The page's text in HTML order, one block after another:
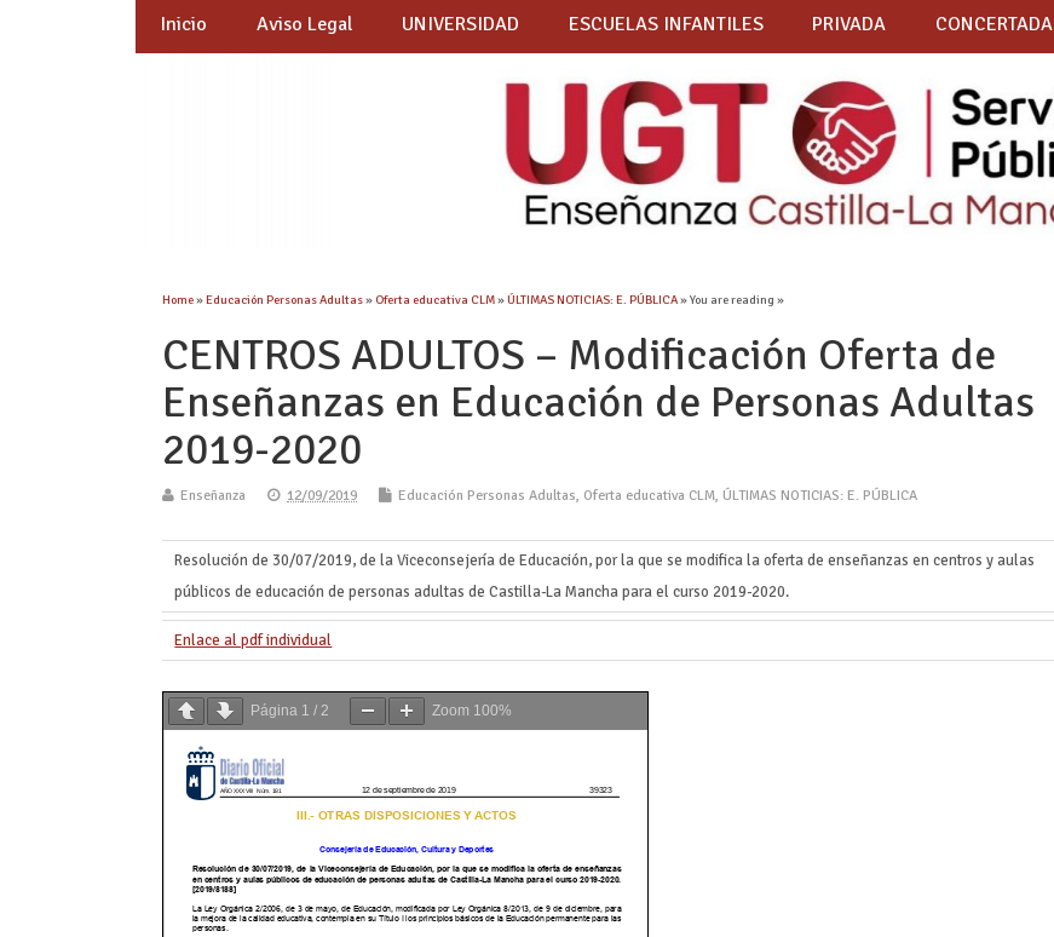
Inicio Aviso Legal UNIVERSIDAD ESCUELAS INFANTILES PRIVADA CONCERTADA
Home»Educación Personas Adultas» Oferta educativa CLM»ÚLTIMAS NOTICIAS: E. PÚBLICA» You are reading »
CENTROS ADULTOS – Modificación Oferta de
Enseñanzas en Educación de Personas Adultas
2019-2020
Enseñanza 12/09/2019 Educación Personas Adultas, Oferta educativa CLM, ÚLTIMAS NOTICIAS: E. PÚBLICA
Resolución de 30/07/2019, de la Viceconsejería de Educación, por la que se modifica la oferta de enseñanzas en centros y aulas
públicos de educación de personas adultas de Castilla-La Mancha para el curso 2019-2020.
Enlace al pdf individual
Página 1 / 2 Zoom 100%